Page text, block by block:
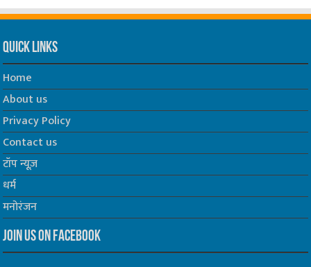
Quick Links
Home
About us
Privacy Policy
Contact us
टॉप न्यूज़
धर्म
मनोरंजन
Join us on Facebook